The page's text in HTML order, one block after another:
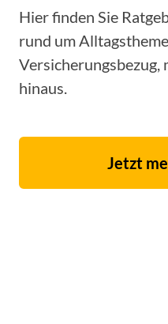
Hier finden Sie
rund um
Versicherungsbezug,
hinaus.
Jetzt